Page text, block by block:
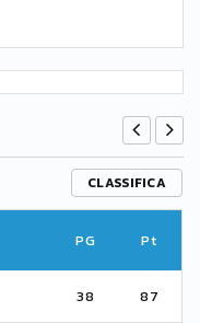
CLASSIFICA
PG Pt
38 87